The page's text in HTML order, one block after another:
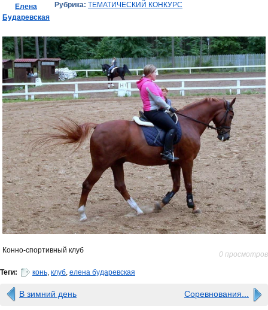
Елена
Бударевская
Рубрика: ТЕМАТИЧЕСКИЙ КОНКУРС
Конно-спортивный клуб 0 просмотров
Теги: конь, клуб, елена бударевская
В зимний день Соревнования...